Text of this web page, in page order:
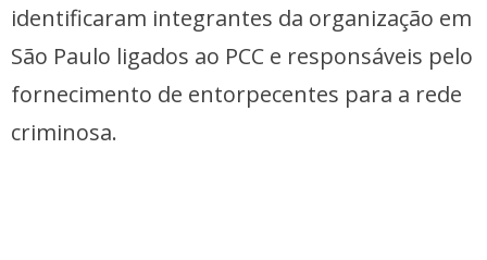
identificaram integrantes da organização em
São Paulo ligados ao PCC e responsáveis pelo
fornecimento de entorpecentes para a rede
criminosa.